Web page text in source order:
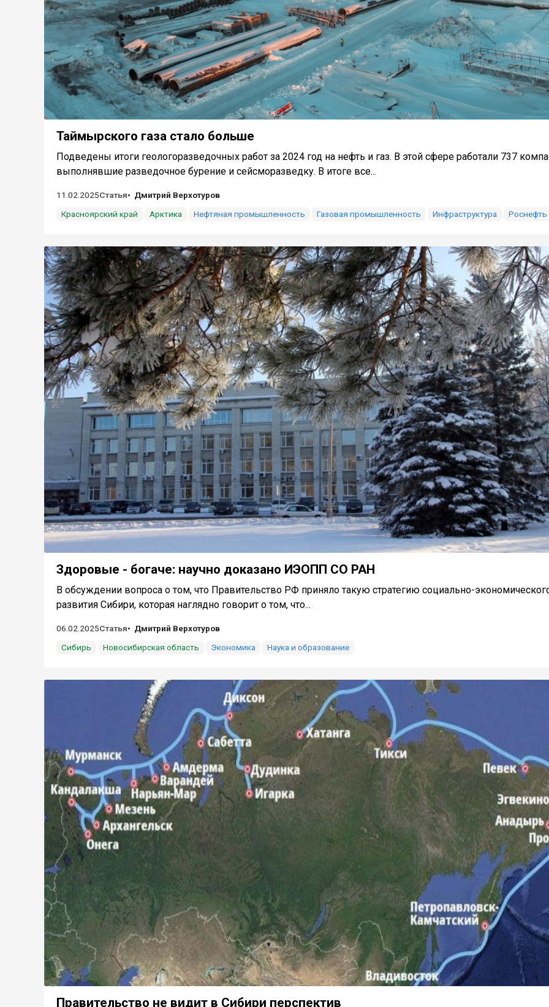
Таймырского газа стало больше
Подведены итоги геологоразведочных работ за 2024 год на нефть и газ. В этой сфере работали 737
выполнявшие разведочное бурение и сейсморазведку. В итоге все...
11.02.2025Статья
Дмитрий Верхотуров
Красноярский край
Арктика Нефтяная промышленность Газовая промышленность Инфраструктура Роснефть
Здоровые - богаче: научно доказано ИЭОПП СО РАН
В обсуждении вопроса о том, что Правительство РФ приняло такую стратегию социально-
развития Сибири, которая наглядно говорит о том, что...
06.02.2025Статья
Дмитрий Верхотуров
Сибирь
Новосибирская область Экономика Наука и образование
Правительство не видит в Сибири перспектив